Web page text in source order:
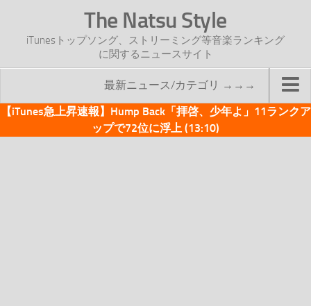
The Natsu Style
iTunesトップソング、ストリーミング等音楽ランキング
に関するニュースサイト
最新ニュース/カテゴリ →→→
TOP
【iTunes急上昇速報】Hump Back「拝啓、少年よ」11ランクア
ップで72位に浮上 (13:10)